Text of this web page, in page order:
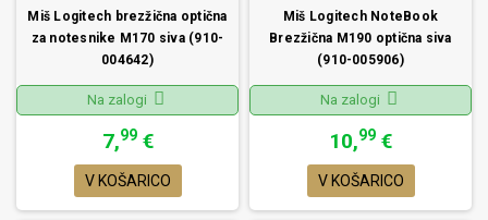
Miš Logitech brezžična optična
za notesnike M170 siva (910-
004642)
Na zalogi
7,99€
V KOŠARICO
Miš Logitech NoteBook
Brezžična M190 optična siva
(910-005906)
Na zalogi
10,99 €
V KOŠARICO